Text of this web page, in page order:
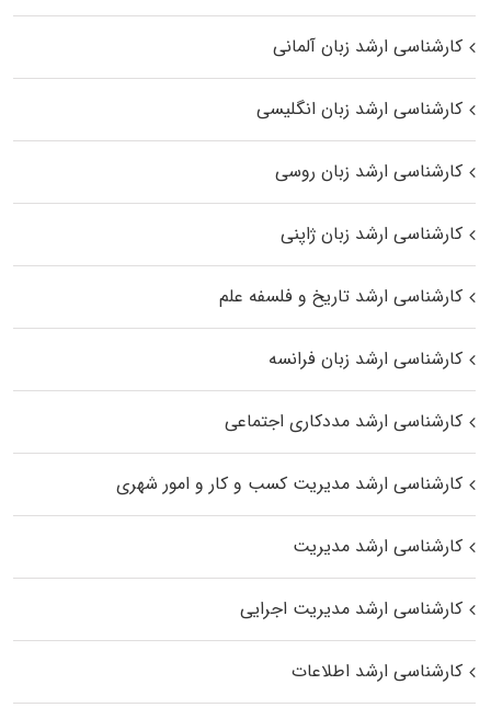
کارشناسی ارشد زبان آلمانی
کارشناسی ارشد زبان انگلیسی
کارشناسی ارشد زبان روسی
کارشناسی ارشد زبان ژاپنی
کارشناسی ارشد تاریخ و فلسفه علم
کارشناسی ارشد زبان فرانسه
کارشناسی ارشد مددکاری اجتماعی
کارشناسی ارشد مدیریت کسب و کار و امور شهری
کارشناسی ارشد مدیریت
کارشناسی ارشد مدیریت اجرایی
کارشناسی ارشد اطلاعات